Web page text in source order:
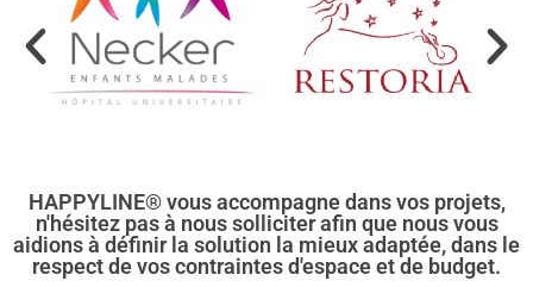
HAPPYLINE® vous accompagne dans vos projets,
n'hésitez pas à nous solliciter afin que nous vous
aidions à définir la solution la mieux adaptée, dans le
respect de vos contraintes d'espace et de budget.